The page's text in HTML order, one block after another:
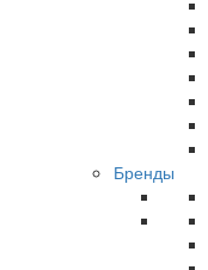
Бренды